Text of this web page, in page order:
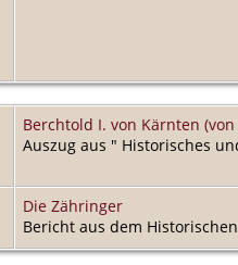
Berchtold I. von Kärnten
Auszug aus " Historisches
Die Zähringer
Bericht aus dem